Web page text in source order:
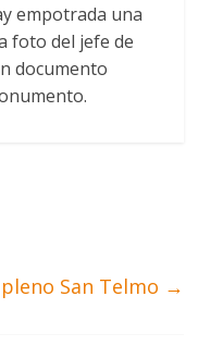
empotrada una
foto del jefe de
documento
San Telmo →